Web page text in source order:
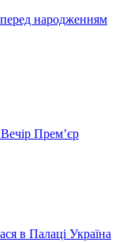
перед народженням
Прем’єр
в Палаці Україна